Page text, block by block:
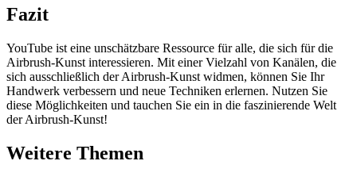
Fazit
YouTube ist eine unschätzbare Ressource für alle, die sich für die
Airbrush-Kunst interessieren. Mit einer Vielzahl von Kanälen, die
sich ausschließlich der Airbrush-Kunst widmen, können Sie Ihr
Handwerk verbessern und neue Techniken erlernen. Nutzen Sie
diese Möglichkeiten und tauchen Sie ein in die faszinierende Welt
der Airbrush-Kunst!
Weitere Themen